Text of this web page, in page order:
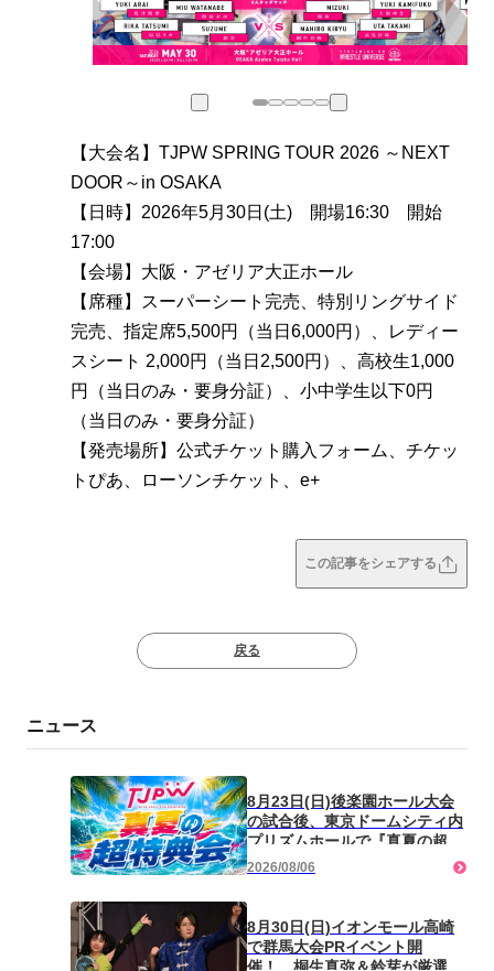
【大会名】TJPW SPRING TOUR 2026 ～NEXT
DOOR～in OSAKA
【日時】2026年5月30日(土) 開場16:30 開始
17:00
【会場】大阪・アゼリア大正ホール
【席種】スーパーシート完売、特別リングサイド
完売、指定席5,500円（当日6,000円）、レディー
スシート 2,000円（当日2,500円）、高校生1,000
円（当日のみ・要身分証）、小中学生以下0円
（当日のみ・要身分証）
【発売場所】公式チケット購入フォーム、チケッ
トぴあ、ローソンチケット、e+
この記事をシェアする
戻る
ニュース
8月23日(日)後楽園ホール大会
の試合後、東京ドームシティ内
プリズムホールで『真夏の超特
典会』開催！ 後楽園ホールか
2026/08/06
8月30日(日)イオンモール高崎
で群馬大会PRイベント開
催！ 桐生真弥＆鈴芽が厳選試